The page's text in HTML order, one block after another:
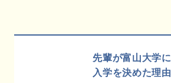
先輩が富山大学に
入学を決めた理由